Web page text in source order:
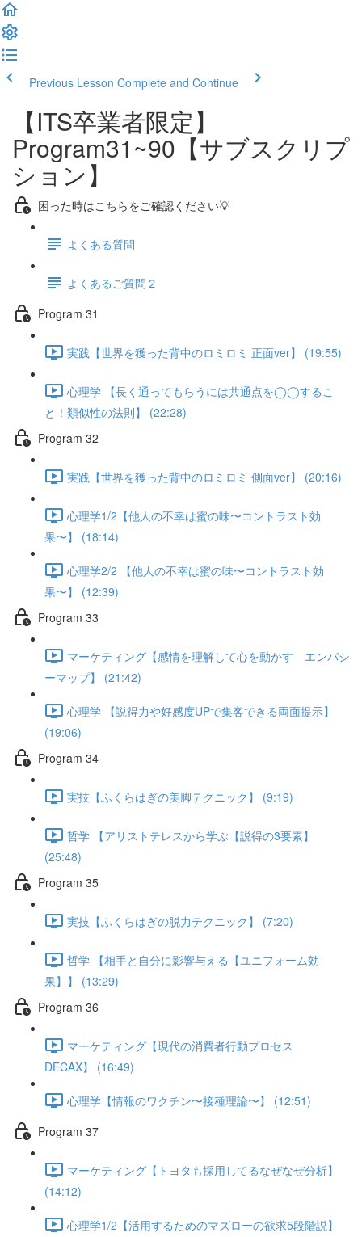
Previous Lesson Complete and Continue
【ITS卒業者限定】
Program31~90【サブスクリプ
ション】
困った時はこちらをご確認ください💡
よくある質問
よくあるご質問２
Program 31
実践【世界を獲った背中のロミロミ 正面ver】 (19:55)
心理学 【長く通ってもらうには共通点を◯◯するこ
と！類似性の法則】 (22:28)
Program 32
実践【世界を獲った背中のロミロミ 側面ver】 (20:16)
心理学1/2【他人の不幸は蜜の味〜コントラスト効
果〜】 (18:14)
心理学2/2 【他人の不幸は蜜の味〜コントラスト効
果〜】 (12:39)
Program 33
マーケティング【感情を理解して心を動かす エンパシ
ーマップ】 (21:42)
心理学 【説得力や好感度UPで集客できる両面提示】
(19:06)
Program 34
実技【ふくらはぎの美脚テクニック】 (9:19)
哲学 【アリストテレスから学ぶ【説得の3要素】
(25:48)
Program 35
実技【ふくらはぎの脱力テクニック】 (7:20)
哲学 【相手と自分に影響与える【ユニフォーム効
果】】 (13:29)
Program 36
マーケティング【現代の消費者行動プロセス
DECAX】 (16:49)
心理学【情報のワクチン〜接種理論〜】 (12:51)
Program 37
マーケティング【トヨタも採用してるなぜなぜ分析】
(14:12)
心理学1/2【活用するためのマズローの欲求5段階説】